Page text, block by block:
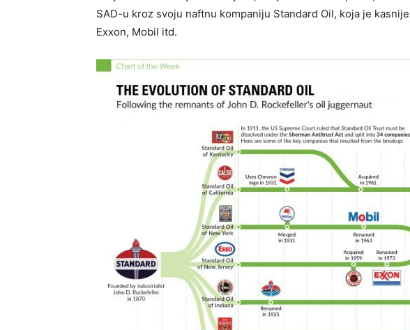
SAD-u kroz svoju naftnu kompaniju Standard Oil, koja je
Exxon, Mobil itd.